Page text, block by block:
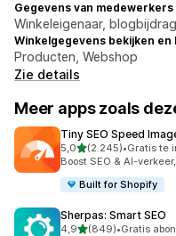
Gegevens van
Winkeleigenaar,
Winkelgegevens bekijken en
Producten, Webshop
Zie details
Meer apps zoals
Tiny SEO Speed
5,0van 5 sterren
(2.245)
2245 recensies in totaal
•Gratis te
Boost SEO & AI-
Built for Shopify
Sherpas: Smart SEO
4,9van 5 sterren
(849)•Gratis